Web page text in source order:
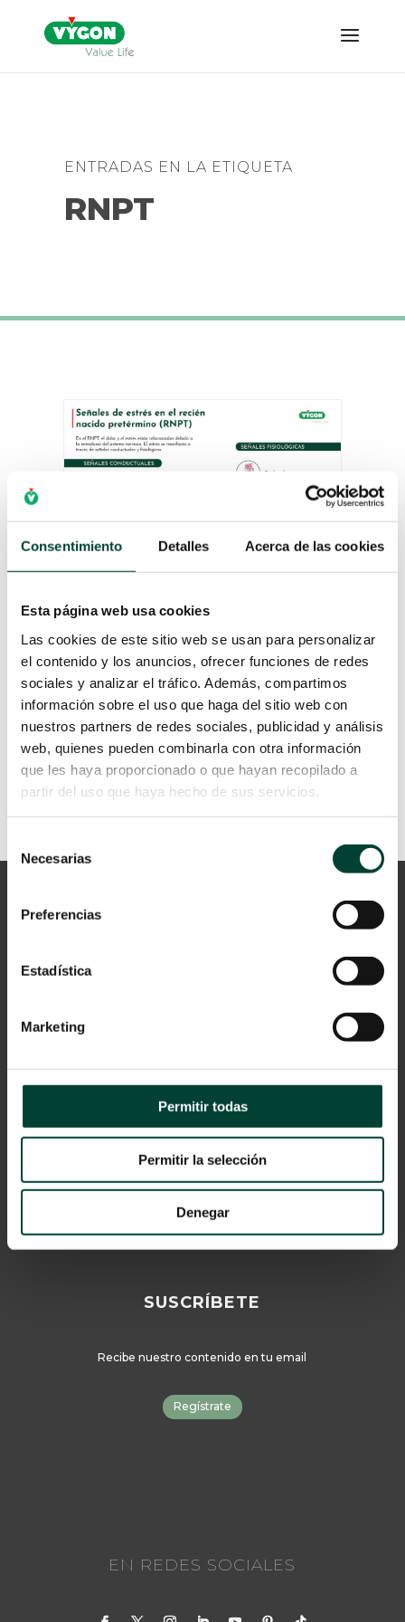
Consentimiento Detalles Acerca de las cookies
Esta página web usa cookies
Las cookies de este sitio web se usan para personalizar
el contenido y los anuncios, ofrecer funciones de redes
sociales y analizar el tráfico. Además, compartimos
información sobre el uso que haga del sitio web con
nuestros partners de redes sociales, publicidad y análisis
web, quienes pueden combinarla con otra información
que les haya proporcionado o que hayan recopilado a
partir del uso que haya hecho de sus servicios.
de Necesarias
Preferencias
Estadística
Marketing
Permitir todas
Permitir la selección
Denegar
ENTRADAS EN LA ETIQUETA
RNPT
SEÑALES DE ESTRÉS EN EL
RNPT
porSara Albuixech|8 Abr 2025
LEER MÁS
© 2024 Vygon España
Catálogo
SUSCRÍBETE
Recibe nuestro contenido en tu email
Regístrate
EN REDES SOCIALES